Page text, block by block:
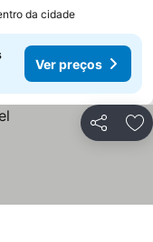
da cidade
Ver preços
Partilhar